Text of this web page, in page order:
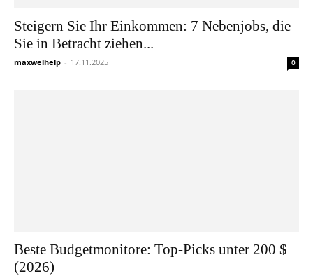
Steigern Sie Ihr Einkommen: 7 Nebenjobs, die
Sie in Betracht ziehen...
maxwelhelp - 17.11.2025 0
Beste Budgetmonitore: Top-Picks unter 200 $
(2026)